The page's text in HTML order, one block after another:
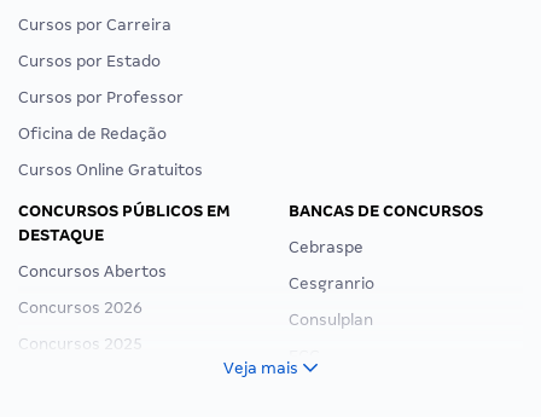
Cursos por Carreira
Cursos por Estado
Cursos por Professor
Oficina de Redação
Cursos Online Gratuitos
CONCURSOS PÚBLICOS EM
DESTAQUE
Concursos Abertos
Concursos 2026
Concursos 2025
BANCAS DE CONCURSOS
Cebraspe
Cesgranrio
Consulplan
Veja mais